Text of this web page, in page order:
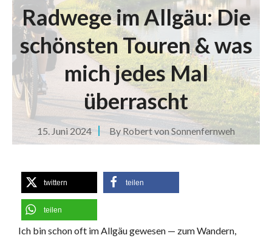
Radwege im Allgäu: Die
schönsten Touren & was
mich jedes Mal
überrascht
15. Juni 2024 By Robert von Sonnenfernweh
twittern teilen
teilen
Ich bin schon oft im Allgäu gewesen — zum Wandern,